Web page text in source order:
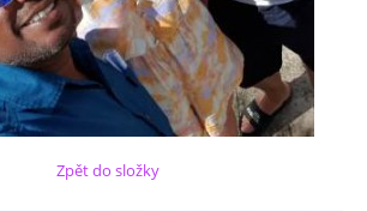
Zpět do složky